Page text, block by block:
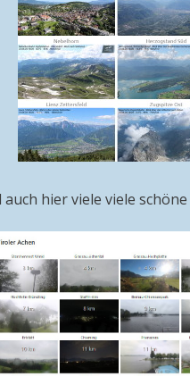
auch hier viele viele schöne